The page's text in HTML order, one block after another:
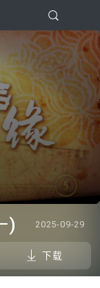
) 2025-09-29
下载